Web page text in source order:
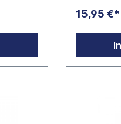
Wespen;
Nisthilfe;
15,95 €*